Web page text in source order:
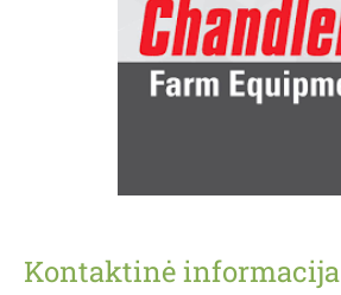
Kontaktinė informacija